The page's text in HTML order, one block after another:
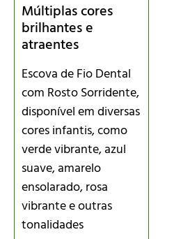
Múltiplas cores
brilhantes e
atraentes
Escova de Fio Dental
com Rosto Sorridente,
disponível em diversas
cores infantis, como
verde vibrante, azul
suave, amarelo
ensolarado, rosa
vibrante e outras
tonalidades